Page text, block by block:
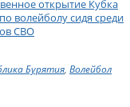
открытие Кубка
волейболу сидя среди
СВО
Бурятия, Волейбол